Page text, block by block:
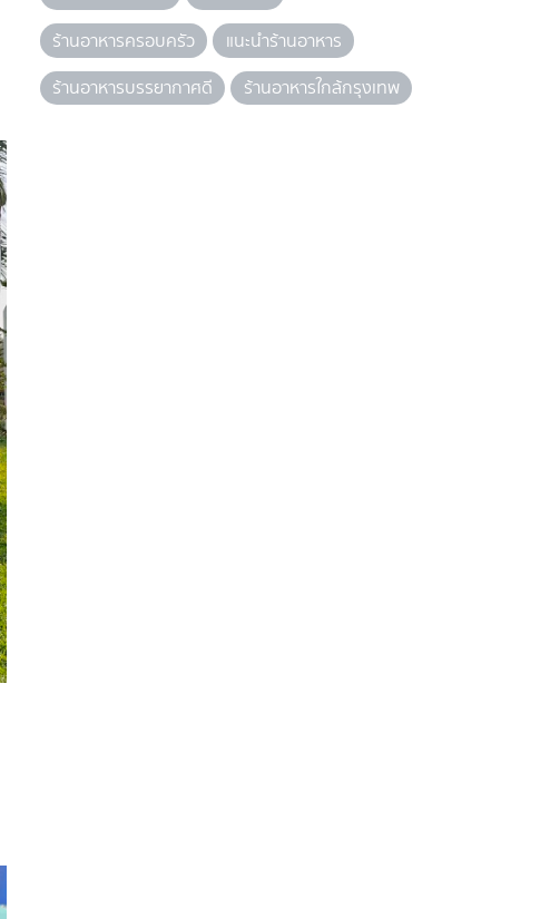
ร้านอาหารครอบครัว
แนะนำร้านอาหาร
ร้านอาหารบรรยากาศดี
ร้านอาหารใกล้กรุงเทพ